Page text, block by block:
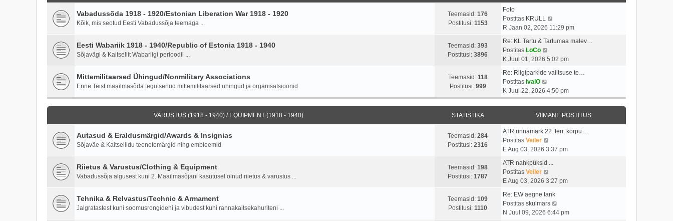
s
o
t
i
u
s
t
v
i
m
a
t
o
t
t
s
Vabadussõda 1918 - 1920/Estonian Liberation War 1918 - 1920
Kõik, mis seotud Eesti Vabadussõja teemaga ...
Teemasid: 176
Postitusi: 1153
Foto
Postitas KRULL
a
t
v
i
m
a
s
t
p
o
t
u
t
R Jaan 02, 2026 11:29 pm
Eesti Wabariik 1918 - 1940/Republic of Estonia 1918 - 1940
Sõjavägi & Kaitseliit Wabariigi perioodil ...
Teemasid: 393
Postitusi: 3896
Re: KL Tartu & Tartumaa malev…
Postitas LoCo
a
t
v
i
a
s
t
o
s
t
i
t
u
K Juul 01, 2026 5:02 pm
Mittemilitaarsed Ühingud/Nonmilitary Associations
Enne Teist maailmasõda tegutsenud mittemilitaarsed ühingud ja organisatsioonid
Teemasid: 118
Postitusi: 999
Re: Riigiparkide valitsuse te…
Postitas ivalO
a
a
t
a
v
i
i
m
s
t
o
s
t
K Juul 22, 2026 4:50 pm
VARUSTUS (1918 - 1940) / EQUIPMENT (1918 - 1940) STATISTIKA VIIMANE POSTITUS
Autasud & Eraldusmärgid/Awards & Insignias
Sõjaväe & Kaitseliidu teenetemärgid ning embleemid
Teemasid: 284
Postitusi: 2316
ATR rinnamärk 22. terr. korpu…
Postitas Veiler
a
t
v
i
i
m
E Aug 03, 2026 3:37 pm
Riietus & Varustus/Clothing & Equipment
Vabadussõja algusest kuni 2. Maailmasõjani kasutusel olnud riietus & varustus ...
Teemasid: 198
Postitusi: 1787
ATR nahkpüksid ...
Postitas Veiler
a
t
a
v
E Aug 03, 2026 3:27 pm
Tehnika & Relvastus/Technic & Armament
Jalgratastest kuni soomusrongideni ja vibudest kuni rannakaitsekahuriteni ...
Teemasid: 109
Postitusi: 1110
Re: EW aegne tank
Postitas skulmars
a
N Juul 09, 2026 6:44 pm